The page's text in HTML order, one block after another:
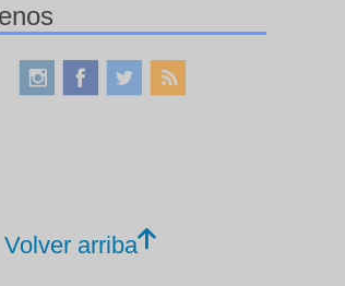
Volver arriba